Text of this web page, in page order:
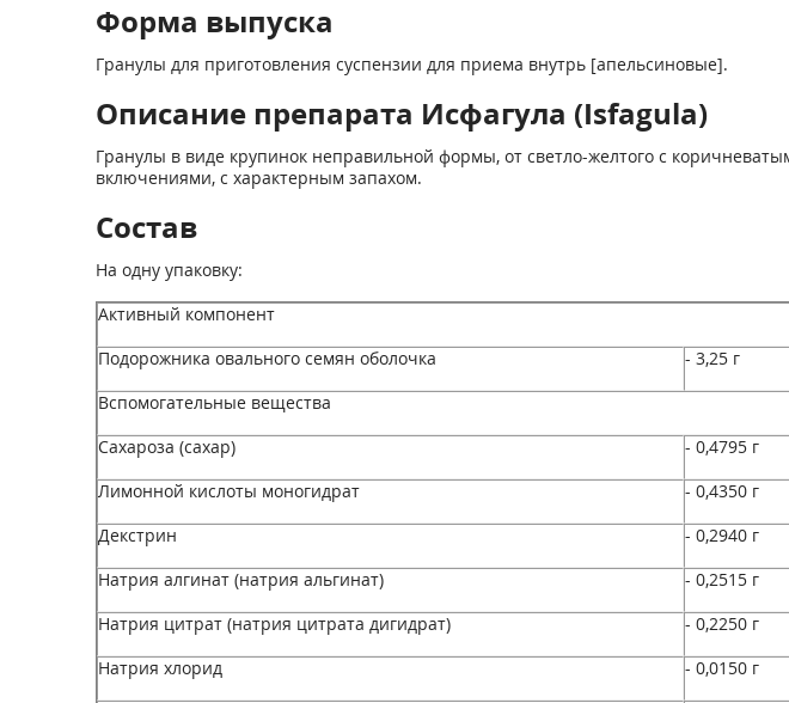
Форма выпуска
Гранулы для приготовления суспензии для приема внутрь [апельсиновые].
Описание препарата Исфагула (Isfagula)
Гранулы в виде крупинок неправильной формы, от светло-желтого с
включениями, с характерным запахом.
Состав
На одну упаковку:
Активный компонент
Подорожника овального семян оболочка
- 3,25 г
Вспомогательные вещества
Сахароза (сахар)
- 0,4795 г
Лимонной кислоты моногидрат
- 0,4350 г
Декстрин
- 0,2940 г
Натрия алгинат (натрия альгинат)
- 0,2515 г
Натрия цитрат (натрия цитрата дигидрат)
- 0,2250 г
Натрия хлорид
- 0,0150 г